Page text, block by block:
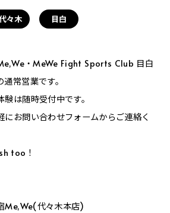
々木 目白
・MeWe Fight Sports Club 目白
常営業です。
は随時受付中です。
にお問い合わせフォームからご連絡く
too！
Me,We(代々木本店)